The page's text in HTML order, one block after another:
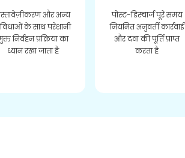
और अन्य
के साथ परेशानी
निर्वहन प्रक्रिया का
ध्यान रखा जाता है
पोस्ट-डिस्चार्ज पूरे समय
नियमित अनुवर्ती कार्रवाई
और दवा की पूर्ति प्राप्त
करता है